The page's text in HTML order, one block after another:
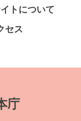
トについて
セス
庁